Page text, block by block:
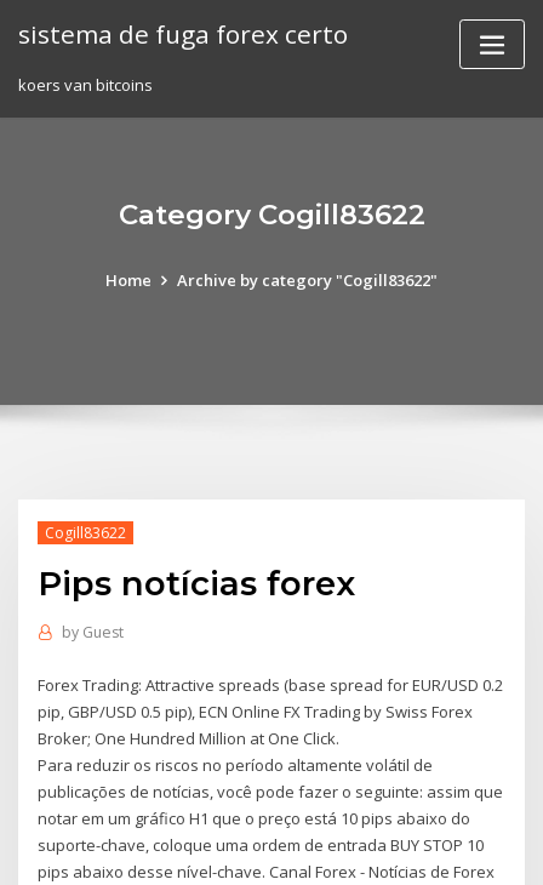
sistema de fuga forex certo
koers van bitcoins
Category Cogill83622
Home Archive by category "Cogill83622"
Cogill83622
Pips notícias forex
by Guest
Forex Trading: Attractive spreads (base spread for EUR/USD 0.2
pip, GBP/USD 0.5 pip), ECN Online FX Trading by Swiss Forex
Broker; One Hundred Million at One Click.
Para reduzir os riscos no período altamente volátil de
publicações de notícias, você pode fazer o seguinte: assim que
notar em um gráfico H1 que o preço está 10 pips abaixo do
suporte-chave, coloque uma ordem de entrada BUY STOP 10
pips abaixo desse nível-chave. Canal Forex - Notícias de Forex